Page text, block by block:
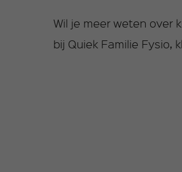
Wil je meer weten over
bij Quiek Familie Fysio,